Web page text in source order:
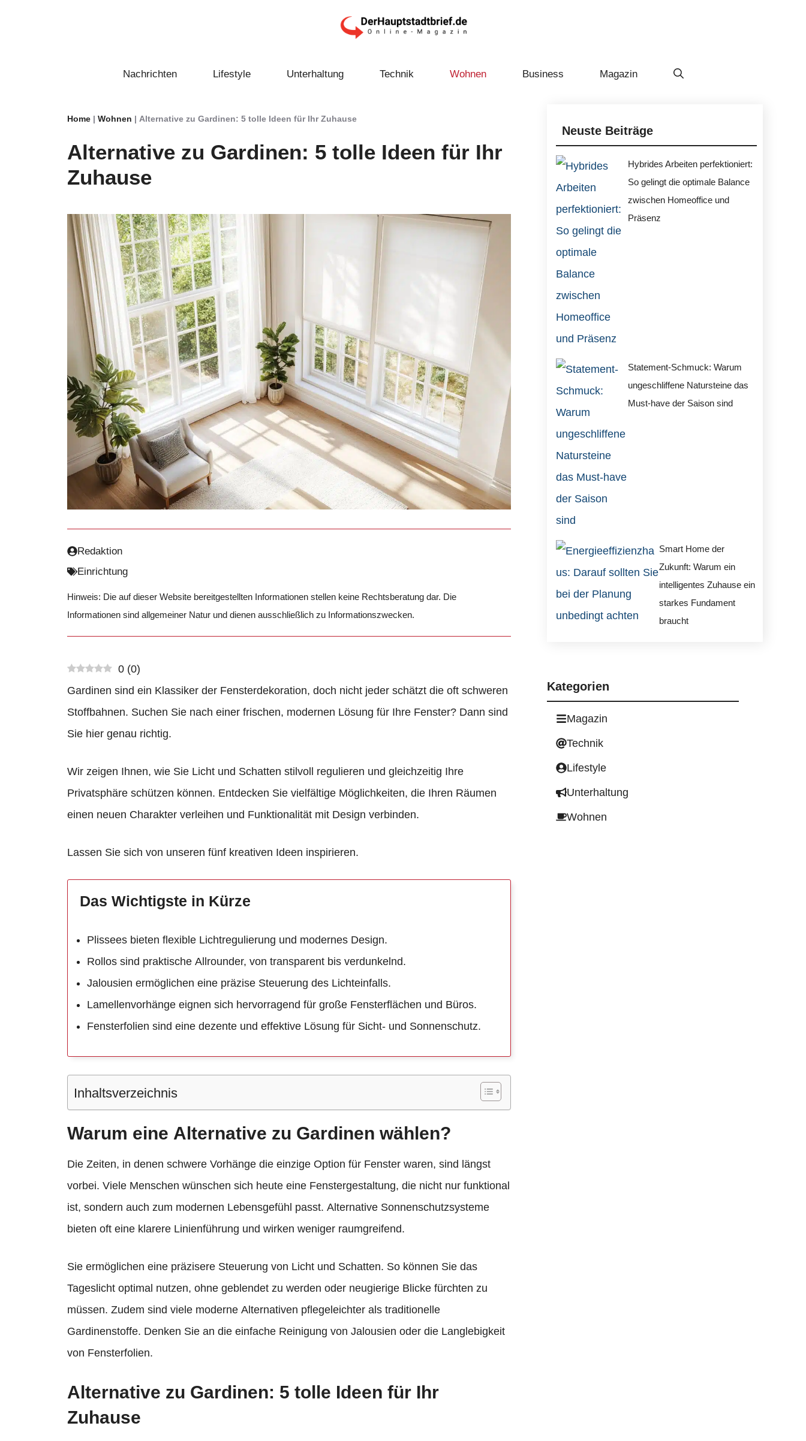
Nachrichten Lifestyle Unterhaltung Technik Wohnen Business Magazin
Home | Wohnen | Alternative zu Gardinen: 5 tolle Ideen für Ihr Zuhause
Alternative zu Gardinen: 5 tolle Ideen für Ihr
Zuhause
Redaktion
Einrichtung
Hinweis: Die auf dieser Website bereitgestellten Informationen stellen keine Rechtsberatung dar. Die
Informationen sind allgemeiner Natur und dienen ausschließlich zu Informationszwecken.
0 (0)
Gardinen sind ein Klassiker der Fensterdekoration, doch nicht jeder schätzt die oft schweren
Stoffbahnen. Suchen Sie nach einer frischen, modernen Lösung für Ihre Fenster? Dann sind
Sie hier genau richtig.
Wir zeigen Ihnen, wie Sie Licht und Schatten stilvoll regulieren und gleichzeitig Ihre
Privatsphäre schützen können. Entdecken Sie vielfältige Möglichkeiten, die Ihren Räumen
einen neuen Charakter verleihen und Funktionalität mit Design verbinden.
Lassen Sie sich von unseren fünf kreativen Ideen inspirieren.
Das Wichtigste in Kürze
Plissees bieten flexible Lichtregulierung und modernes Design.
Rollos sind praktische Allrounder, von transparent bis verdunkelnd.
Jalousien ermöglichen eine präzise Steuerung des Lichteinfalls.
Lamellenvorhänge eignen sich hervorragend für große Fensterflächen und Büros.
Fensterfolien sind eine dezente und effektive Lösung für Sicht- und Sonnenschutz.
Inhaltsverzeichnis
Warum eine Alternative zu Gardinen wählen?
Die Zeiten, in denen schwere Vorhänge die einzige Option für Fenster waren, sind längst
vorbei. Viele Menschen wünschen sich heute eine Fenstergestaltung, die nicht nur funktional
ist, sondern auch zum modernen Lebensgefühl passt. Alternative Sonnenschutzsysteme
bieten oft eine klarere Linienführung und wirken weniger raumgreifend.
Sie ermöglichen eine präzisere Steuerung von Licht und Schatten. So können Sie das
Tageslicht optimal nutzen, ohne geblendet zu werden oder neugierige Blicke fürchten zu
müssen. Zudem sind viele moderne Alternativen pflegeleichter als traditionelle
Gardinenstoffe. Denken Sie an die einfache Reinigung von Jalousien oder die Langlebigkeit
von Fensterfolien.
Alternative zu Gardinen: 5 tolle Ideen für Ihr
Zuhause
Neuste Beiträge
Hybrides Arbeiten perfektioniert:
So gelingt die optimale Balance
zwischen Homeoffice und
Präsenz
Statement-Schmuck: Warum
ungeschliffene Natursteine das
Must-have der Saison sind
Smart Home der
Zukunft: Warum ein
intelligentes Zuhause ein
starkes Fundament
braucht
Kategorien
Magazin
Technik
Lifestyle
Unterhaltung
Wohnen